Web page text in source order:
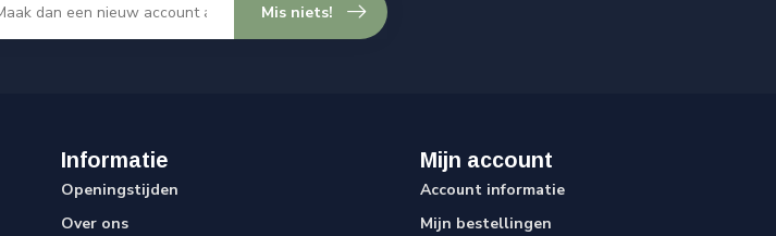
Mis niets!
Informatie
Openingstijden
Over ons
Mijn account
Account informatie
Mijn bestellingen